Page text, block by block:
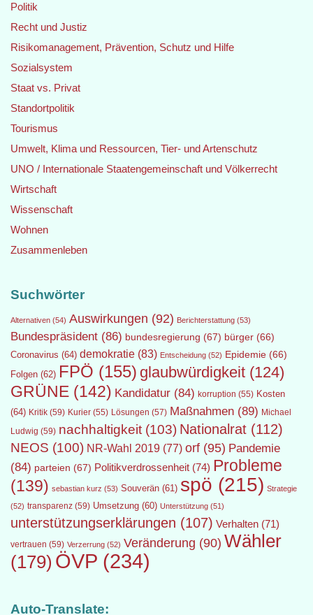
Politik
Recht und Justiz
Risikomanagement, Prävention, Schutz und Hilfe
Sozialsystem
Staat vs. Privat
Standortpolitik
Tourismus
Umwelt, Klima und Ressourcen, Tier- und Artenschutz
UNO / Internationale Staatengemeinschaft und Völkerrecht
Wirtschaft
Wissenschaft
Wohnen
Zusammenleben
Suchwörter
Alternativen (54) Auswirkungen (92) Berichterstattung (53)
Bundespräsident (86) bundesregierung (67) bürger (66)
Coronavirus (64) demokratie (83) Entscheidung (52) Epidemie (66)
Folgen (62) FPÖ (155) glaubwürdigkeit (124)
GRÜNE (142) Kandidatur (84) korruption (55) Kosten
(64) Kritik (59) Kurier (55) Lösungen (57) Maßnahmen (89) Michael
Ludwig (59) nachhaltigkeit (103) Nationalrat (112)
NEOS (100) NR-Wahl 2019 (77) orf (95) Pandemie
(84) parteien (67) Politikverdrossenheit (74) Probleme
(139) sebastian kurz (53) Souverän (61) spö (215) Strategie
(52) transparenz (59) Umsetzung (60) Unterstützung (51)
unterstützungserklärungen (107) Verhalten (71)
vertrauen (59) Verzerrung (52) Veränderung (90) Wähler
(179) ÖVP (234)
Auto-Translate: